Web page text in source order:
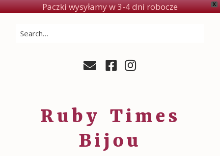
X
Paczki wysyłamy w 3-4 dni robocze
Ruby Times
Bijou